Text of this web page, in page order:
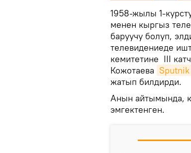
1958-жылы 1-
менен кыргыз
баруучу болуп,
телевидениеде
кемитетине III
Кожотаева
жатып билдирди.
Анын айтымында,
эмгектенген.